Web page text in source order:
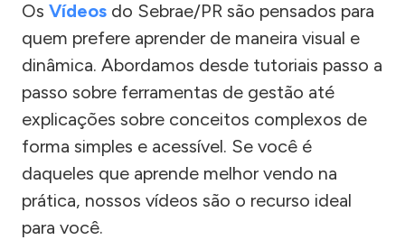
Os Vídeos do Sebrae/PR são pensados para
quem prefere aprender de maneira visual e
dinâmica. Abordamos desde tutoriais passo a
passo sobre ferramentas de gestão até
explicações sobre conceitos complexos de
forma simples e acessível. Se você é
daqueles que aprende melhor vendo na
prática, nossos vídeos são o recurso ideal
para você.